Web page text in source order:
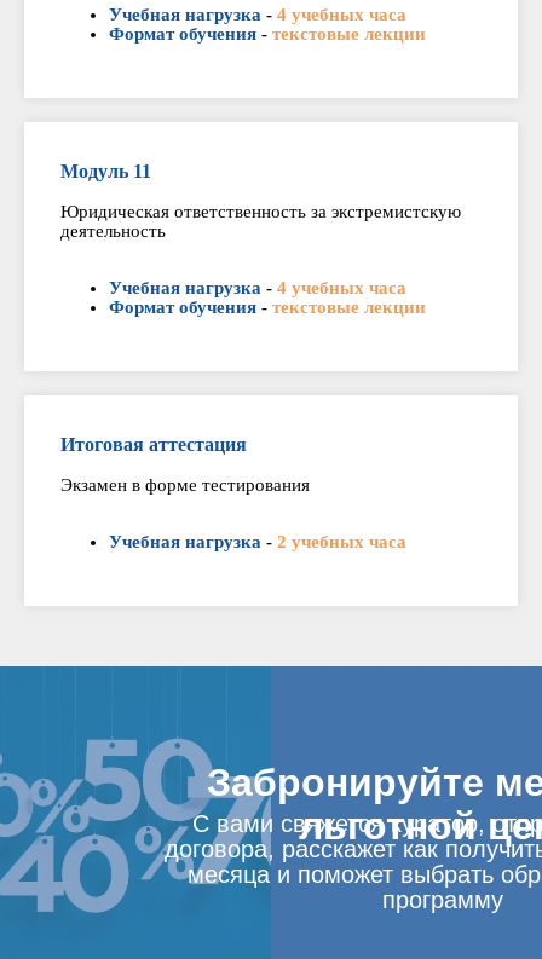
Учебная нагрузка - 4 учебных часа
Формат обучения - текстовые лекции
Модуль 11
Юридическая ответственность за экстремистскую
деятельность
Учебная нагрузка - 4 учебных часа
Формат обучения - текстовые лекции
Итоговая аттестация
Экзамен в форме тестирования
Учебная нагрузка - 2 учебных часа
Забронируйте
льготной
С вами свяжется куратор,
договора, расскажет как
месяца и поможет выбрать
программу